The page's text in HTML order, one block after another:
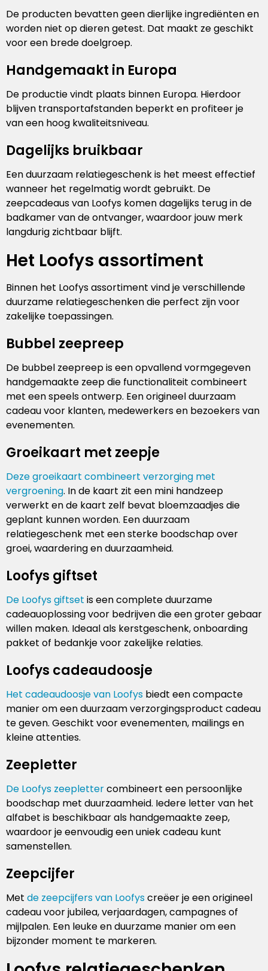
De producten bevatten geen dierlijke ingrediënten en
worden niet op dieren getest. Dat maakt ze geschikt
voor een brede doelgroep.
Handgemaakt in Europa
De productie vindt plaats binnen Europa. Hierdoor
blijven transportafstanden beperkt en profiteer je
van een hoog kwaliteitsniveau.
Dagelijks bruikbaar
Een duurzaam relatiegeschenk is het meest effectief
wanneer het regelmatig wordt gebruikt. De
zeepcadeaus van Loofys komen dagelijks terug in de
badkamer van de ontvanger, waardoor jouw merk
langdurig zichtbaar blijft.
Het Loofys assortiment
Binnen het Loofys assortiment vind je verschillende
duurzame relatiegeschenken die perfect zijn voor
zakelijke toepassingen.
Bubbel zeepreep
De bubbel zeepreep is een opvallend vormgegeven
handgemaakte zeep die functionaliteit combineert
met een speels ontwerp. Een origineel duurzaam
cadeau voor klanten, medewerkers en bezoekers van
evenementen.
Groeikaart met zeepje
Deze groeikaart combineert verzorging met
vergroening. In de kaart zit een mini handzeep
verwerkt en de kaart zelf bevat bloemzaadjes die
geplant kunnen worden. Een duurzaam
relatiegeschenk met een sterke boodschap over
groei, waardering en duurzaamheid.
Loofys giftset
De Loofys giftset is een complete duurzame
cadeauoplossing voor bedrijven die een groter gebaar
willen maken. Ideaal als kerstgeschenk, onboarding
pakket of bedankje voor zakelijke relaties.
Loofys cadeaudoosje
Het cadeaudoosje van Loofysbiedt een compacte
manier om een duurzaam verzorgingsproduct cadeau
te geven. Geschikt voor evenementen, mailings en
kleine attenties.
Zeepletter
De Loofys zeeplettercombineert een persoonlijke
boodschap met duurzaamheid. Iedere letter van het
alfabet is beschikbaar als handgemaakte zeep,
waardoor je eenvoudig een uniek cadeau kunt
samenstellen.
Zeepcijfer
Met de zeepcijfers van Loofyscreëer je een origineel
cadeau voor jubilea, verjaardagen, campagnes of
mijlpalen. Een leuke en duurzame manier om een
bijzonder moment te markeren.